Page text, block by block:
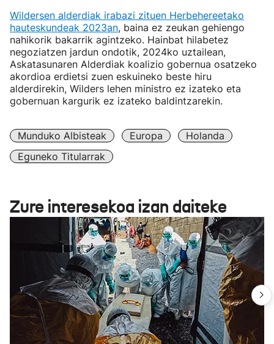
Wildersen alderdiak irabazi zituen Herbehereetako
hauteskundeak 2023an, baina ez zeukan gehiengo
nahikorik bakarrik agintzeko. Hainbat hilabetez
negoziatzen jardun ondotik, 2024ko uztailean,
Askatasunaren Alderdiak koalizio gobernua osatzeko
akordioa erdietsi zuen eskuineko beste hiru
alderdirekin, Wilders lehen ministro ez izateko eta
gobernuan kargurik ez izateko baldintzarekin.
Munduko Albisteak Europa
Holanda
Eguneko Titularrak
Zure interesekoa izan daiteke